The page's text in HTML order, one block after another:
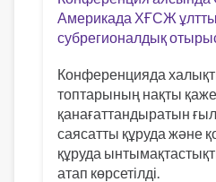
Америкада ХҒСЖ
субрегионалдық
Конференцияда
топтарының нақты
қанағаттандыратын
саясатты құруда және
құруда
атап көрсетілді.